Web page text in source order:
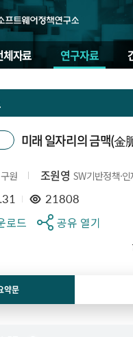
체자료 연구자료
미래 일자리의 금맥(金
원 조원영 SW기반정책·
21808
로드
공유 열기
약문